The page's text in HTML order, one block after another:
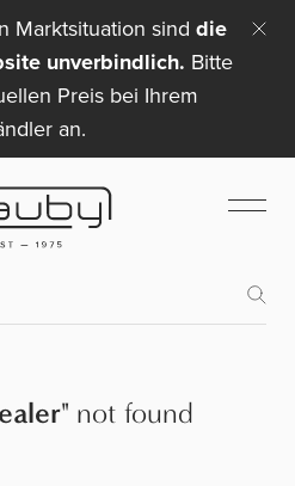
Marktsituation sind die
unverbindlich. Bitte
Preis bei Ihrem
an.
" not found